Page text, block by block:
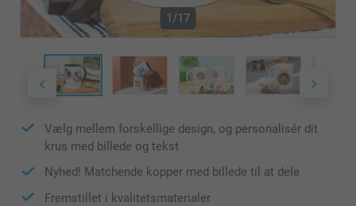
1/17
Vælg mellem forskellige design, og personalisér dit
krus med billede og tekst
Nyhed! Matchende kopper med billede til at dele
Fremstillet i kvalitetsmaterialer